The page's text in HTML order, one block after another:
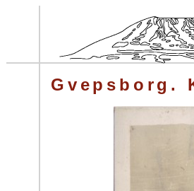
Gvepsborg.